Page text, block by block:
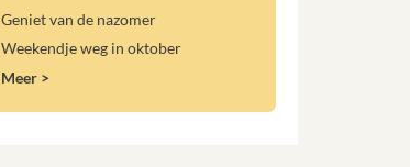
Geniet van de nazomer
Weekendje weg in oktober
Meer >